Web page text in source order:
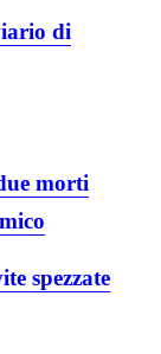
di
morti
spezzate